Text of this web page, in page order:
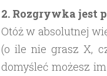
2. Rozgrywka jest
Otóż w absolutnej
(o ile nie grasz X,
domyśleć możesz